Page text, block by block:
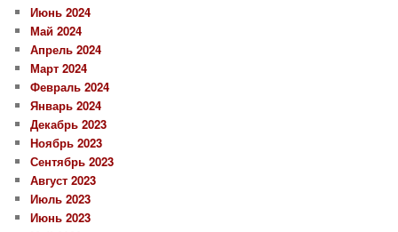
Июнь 2024
Май 2024
Апрель 2024
Март 2024
Февраль 2024
Январь 2024
Декабрь 2023
Ноябрь 2023
Сентябрь 2023
Август 2023
Июль 2023
Июнь 2023